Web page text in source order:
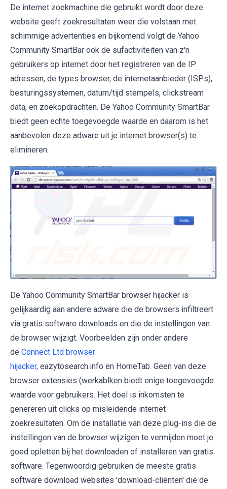
De internet zoekmachine die gebruikt wordt door deze
website geeft zoekresultaten weer die volstaan met
schimmige advertenties en bijkomend volgt de Yahoo
Community SmartBar ook de sufactiviteiten van z'n
gebruikers op internet door het registreren van de IP
adressen, de types browser, de internetaanbieder (ISPs),
besturingssystemen, datum/tijd stempels, clickstream
data, en zoekopdrachten. De Yahoo Community SmartBar
biedt geen echte toegevoegde waarde en daarom is het
aanbevolen deze adware uit je internet browser(s) te
elimineren.
De Yahoo Community SmartBar browser hijacker is
gelijkaardig aan andere adware die de browsers infiltreert
via gratis software downloads en die de instellingen van
de browser wijzigt. Voorbeelden zijn onder andere
de Connect Ltd browser
hijacker, eazytosearch.info en HomeTab. Geen van deze
browser extensies (werkablken biedt enige toegevoegde
waarde voor gebruikers. Het doel is inkomsten te
genereren uit clicks op misleidende internet
zoekresultaten. Om de installatie van deze plug-ins die de
instellingen van de browser wijzigen te vermijden moet je
goed opletten bij het downloaden of installeren van gratis
software. Tegenwoordig gebruiken de meeste gratis
software download websites 'download-cliënten' die de